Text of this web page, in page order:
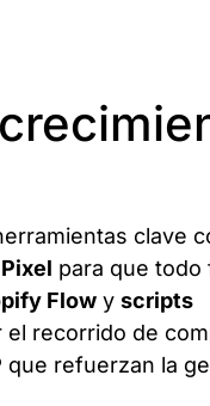
clave
para que todo
Flow y scripts
el recorrido de
que refuerzan la